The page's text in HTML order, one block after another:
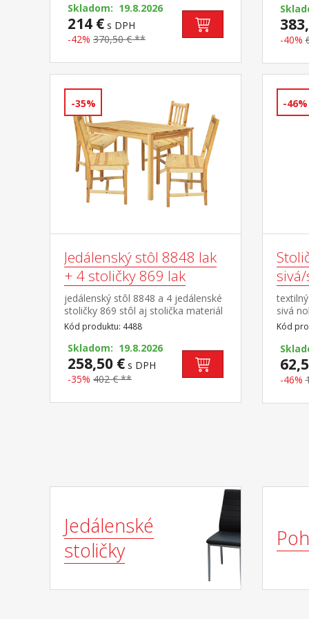
Skladom: 19.8.2026
214 € s DPH
-42% 370,50 € **
cm
73
55 ×
-40%
-35%
Jedálenský stôl 8848 lak
+ 4 stoličky 869 lak
jedálenský stôl 8848 a 4 jedálenské
stoličky 869 stôl aj stolička materiál
masív borovica, lakované
prevedenie výška sedu stoličky 45
cm rozmer stola (š/h/v): 118 × 75 ×
73 cm rozmer stoličky (š/h/v): 42 ×
42 × 92 cm
Kód produktu: 4488
Skladom: 19.8.2026
258,50 € s DPH
-35% 402 € **
-46%
sivá
47 cm
Kód
-46%
Jedálenské
stoličky